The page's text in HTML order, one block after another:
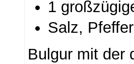
1
Salz, Pfeffer
Bulgur mit der